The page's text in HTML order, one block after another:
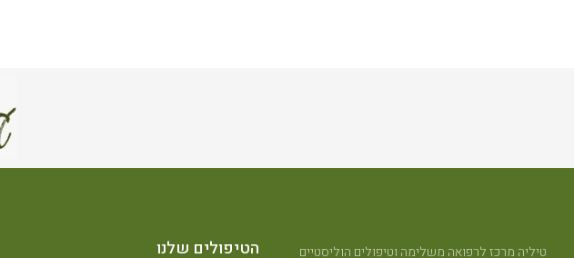
טיליה מרכז לרפואה משלימה וטיפולים הוליסטיים הטיפולים שלנו